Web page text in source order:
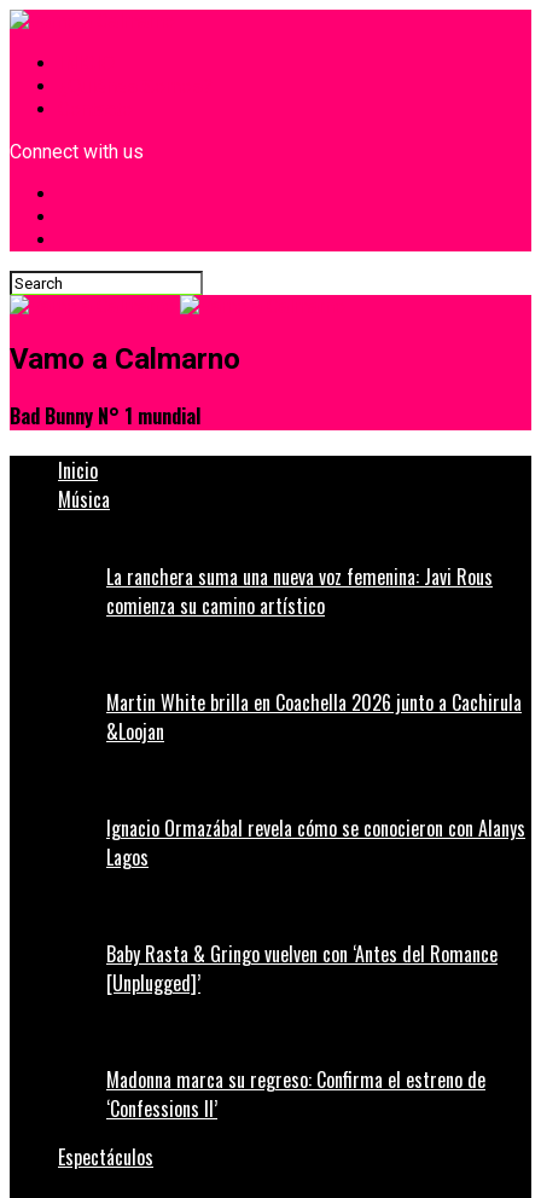
Connect with us
Vamo a Calmarno
Bad Bunny N° 1 mundial
Inicio
Música
La ranchera suma una nueva voz femenina: Javi Rous
comienza su camino artístico
Martin White brilla en Coachella 2026 junto a Cachirula
&Loojan
Ignacio Ormazábal revela cómo se conocieron con Alanys
Lagos
Baby Rasta & Gringo vuelven con ‘Antes del Romance
[Unplugged]’
Madonna marca su regreso: Confirma el estreno de
‘Confessions II’
Espectáculos